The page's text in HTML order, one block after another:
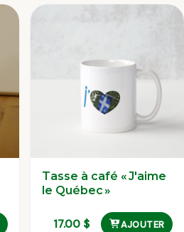
Tasse à café « J'aime
le Québec »
17.00 $ AJOUTER